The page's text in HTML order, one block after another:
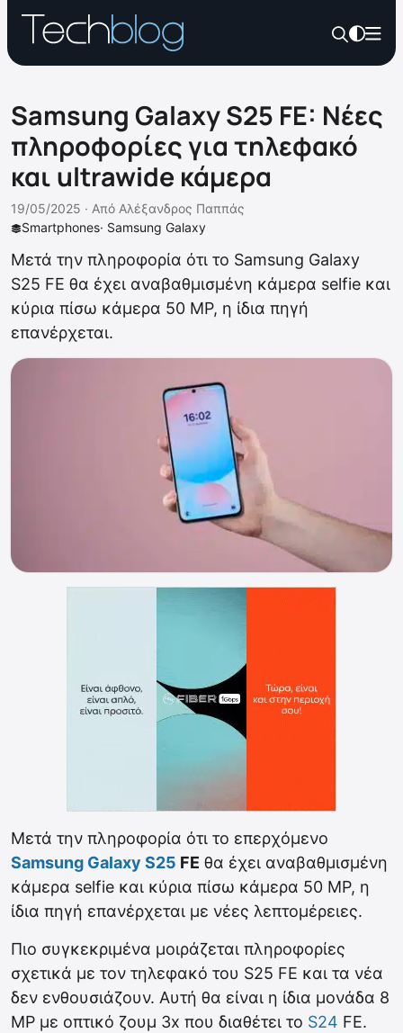
Samsung Galaxy S25 FE: Νέες
πληροφορίες για τηλεφακό
και ultrawide κάμερα
Smartphones· Samsung Galaxy
19/05/2025 · Από Αλέξανδρος Παππάς
Μετά την πληροφορία ότι το Samsung Galaxy
S25 FE θα έχει αναβαθμισμένη κάμερα selfie και
κύρια πίσω κάμερα 50 MP, η ίδια πηγή
επανέρχεται.
Μετά την πληροφορία ότι το επερχόμενο
Samsung Galaxy S25 FE θα έχει αναβαθμισμένη
κάμερα selfie και κύρια πίσω κάμερα 50 MP, η
ίδια πηγή επανέρχεται με νέες λεπτομέρειες.
Πιο συγκεκριμένα μοιράζεται πληροφορίες
σχετικά με τον τηλεφακό του S25 FE και τα νέα
δεν ενθουσιάζουν. Αυτή θα είναι η ίδια μονάδα 8
MP με οπτικό ζουμ 3x που διαθέτει το S24 FE.